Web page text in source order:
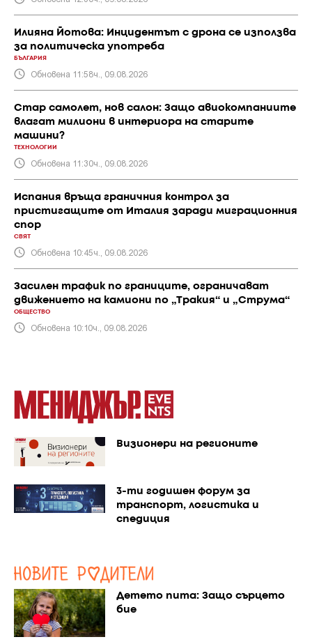
Илияна Йотова: Инцидентът с дрона се използва
за политическа употреба
БЪЛГАРИЯ
Обновена 11:58ч., 09.08.2026
Стар самолет, нов салон: Защо авиокомпаниите
влагат милиони в интериора на старите
машини?
ТЕХНОЛОГИИ
Обновена 11:30ч., 09.08.2026
Испания връща граничния контрол за
пристигащите от Италия заради миграционния
спор
СВЯТ
Обновена 10:45ч., 09.08.2026
Засилен трафик по границите, ограничават
движението на камиони по „Тракия“ и „Струма“
ОБЩЕСТВО
Обновена 10:10ч., 09.08.2026
Визионери на регионите
3-ти годишен форум за
транспорт, логистика и
спедиция
Детето пита: Защо сърцето
бие